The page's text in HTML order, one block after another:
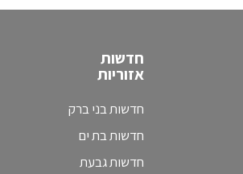
חדשות
אזוריות
חדשות בני ברק
חדשות בת ים
חדשות גבעת